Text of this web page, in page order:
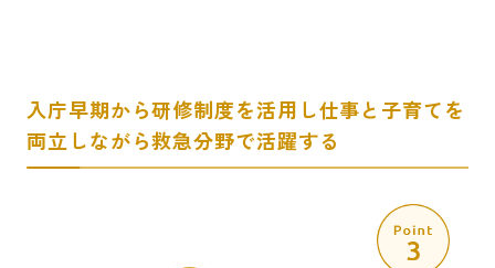
入庁早期から研修制度を活用し仕事と子育てを
両立しながら救急分野で活躍する